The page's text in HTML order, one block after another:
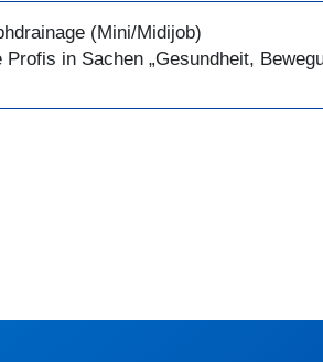
(Mini/Midijob)
in Sachen „Gesundheit,